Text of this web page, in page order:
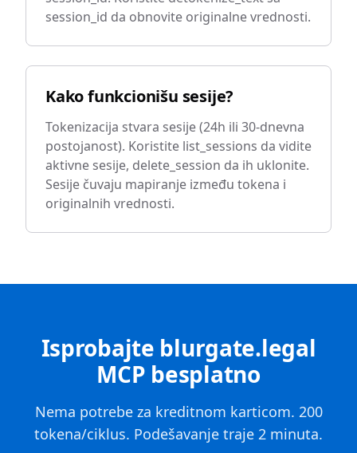
session_id da obnovite originalne vrednosti.
Kako funkcionišu sesije?
Tokenizacija stvara sesije (24h ili 30-dnevna
postojanost). Koristite list_sessions da vidite
aktivne sesije, delete_session da ih uklonite.
Sesije čuvaju mapiranje između tokena i
originalnih vrednosti.
Isprobajte blurgate.legal
MCP besplatno
Nema potrebe za kreditnom karticom. 200
tokena/ciklus. Podešavanje traje 2 minuta.